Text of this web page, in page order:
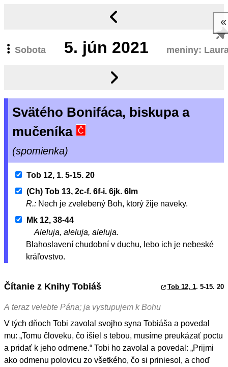
Sobota 5. jún 2021 meniny:
Svätého Bonifáca, biskupa a
mučeníka Č
(spomienka)
Tob 12, 1. 5-15. 20
(Ch) Tob 13, 2c-f. 6f-i. 6jk. 6lm
R.: Nech je zvelebený Boh, ktorý žije naveky.
Mk 12, 38-44
Aleluja, aleluja, aleluja.
Blahoslavení chudobní v duchu, lebo ich je nebeské
kráľovstvo.
Čítanie z Knihy Tobiáš Tob 12, 1. 5-15. 20
A teraz velebte Pána; ja vystupujem k Bohu
V tých dňoch Tobi zavolal svojho syna Tobiáša a povedal
mu: „Tomu človeku, čo išiel s tebou, musíme preukázať poctu
a pridať k jeho odmene.“ Tobi ho zavolal a povedal: „Prijmi
ako odmenu polovicu zo všetkého, čo si priniesol, a choď